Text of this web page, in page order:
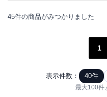
45件の商品がみつかりました
1
表示件数： 40件
最大100件